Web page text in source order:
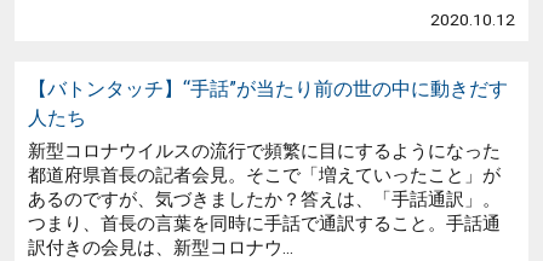
2020.10.12
【バトンタッチ】“手話”が当たり前の世の中に動きだす
人たち
新型コロナウイルスの流行で頻繁に目にするようになった
都道府県首長の記者会見。そこで「増えていったこと」が
あるのですが、気づきましたか？答えは、「手話通訳」。
つまり、首長の言葉を同時に手話で通訳すること。手話通
訳付きの会見は、新型コロナウ...